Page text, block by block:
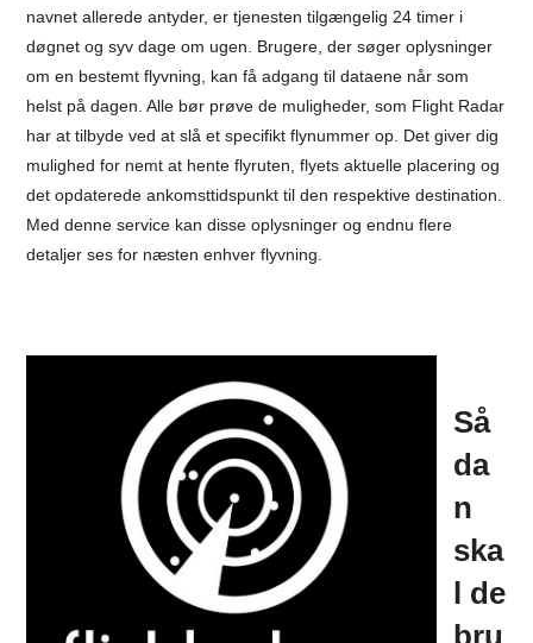
navnet allerede antyder, er tjenesten tilgængelig 24 timer i
døgnet og syv dage om ugen. Brugere, der søger oplysninger
om en bestemt flyvning, kan få adgang til dataene når som
helst på dagen. Alle bør prøve de muligheder, som Flight Radar
har at tilbyde ved at slå et specifikt flynummer op. Det giver dig
mulighed for nemt at hente flyruten, flyets aktuelle placering og
det opdaterede ankomsttidspunkt til den respektive destination.
Med denne service kan disse oplysninger og endnu flere
detaljer ses for næsten enhver flyvning.
Så
da
n
ska
l de
bru